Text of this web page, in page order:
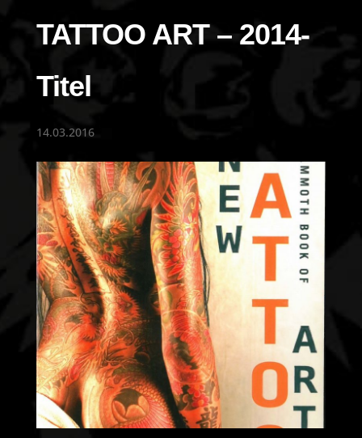
TATTOO ART – 2014-
Titel
14.03.2016